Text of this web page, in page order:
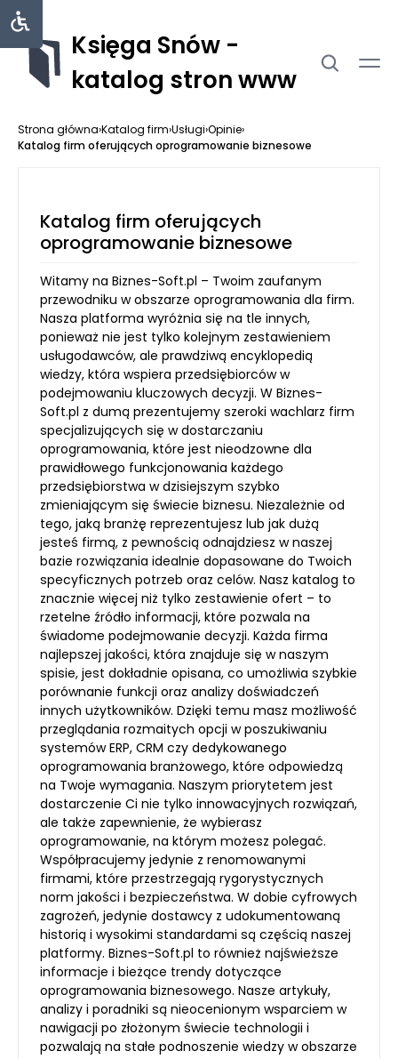
Księga Snów -
katalog stron www
Strona główna›Katalog firm›Usługi›Opinie›
Katalog firm oferujących oprogramowanie biznesowe
Katalog firm oferujących
oprogramowanie biznesowe
Witamy na Biznes-Soft.pl – Twoim zaufanym
przewodniku w obszarze oprogramowania dla firm.
Nasza platforma wyróżnia się na tle innych,
ponieważ nie jest tylko kolejnym zestawieniem
usługodawców, ale prawdziwą encyklopedią
wiedzy, która wspiera przedsiębiorców w
podejmowaniu kluczowych decyzji. W Biznes-
Soft.pl z dumą prezentujemy szeroki wachlarz firm
specjalizujących się w dostarczaniu
oprogramowania, które jest nieodzowne dla
prawidłowego funkcjonowania każdego
przedsiębiorstwa w dzisiejszym szybko
zmieniającym się świecie biznesu. Niezależnie od
tego, jaką branżę reprezentujesz lub jak dużą
jesteś firmą, z pewnością odnajdziesz w naszej
bazie rozwiązania idealnie dopasowane do Twoich
specyficznych potrzeb oraz celów. Nasz katalog to
znacznie więcej niż tylko zestawienie ofert – to
rzetelne źródło informacji, które pozwala na
świadome podejmowanie decyzji. Każda firma
najlepszej jakości, która znajduje się w naszym
spisie, jest dokładnie opisana, co umożliwia szybkie
porównanie funkcji oraz analizy doświadczeń
innych użytkowników. Dzięki temu masz możliwość
przeglądania rozmaitych opcji w poszukiwaniu
systemów ERP, CRM czy dedykowanego
oprogramowania branżowego, które odpowiedzą
na Twoje wymagania. Naszym priorytetem jest
dostarczenie Ci nie tylko innowacyjnych rozwiązań,
ale także zapewnienie, że wybierasz
oprogramowanie, na którym możesz polegać.
Współpracujemy jedynie z renomowanymi
firmami, które przestrzegają rygorystycznych
norm jakości i bezpieczeństwa. W dobie cyfrowych
zagrożeń, jedynie dostawcy z udokumentowaną
historią i wysokimi standardami są częścią naszej
platformy. Biznes-Soft.pl to również najświeższe
informacje i bieżące trendy dotyczące
oprogramowania biznesowego. Nasze artykuły,
analizy i poradniki są nieocenionym wsparciem w
nawigacji po złożonym świecie technologii i
pozwalają na stałe podnoszenie wiedzy w obszarze